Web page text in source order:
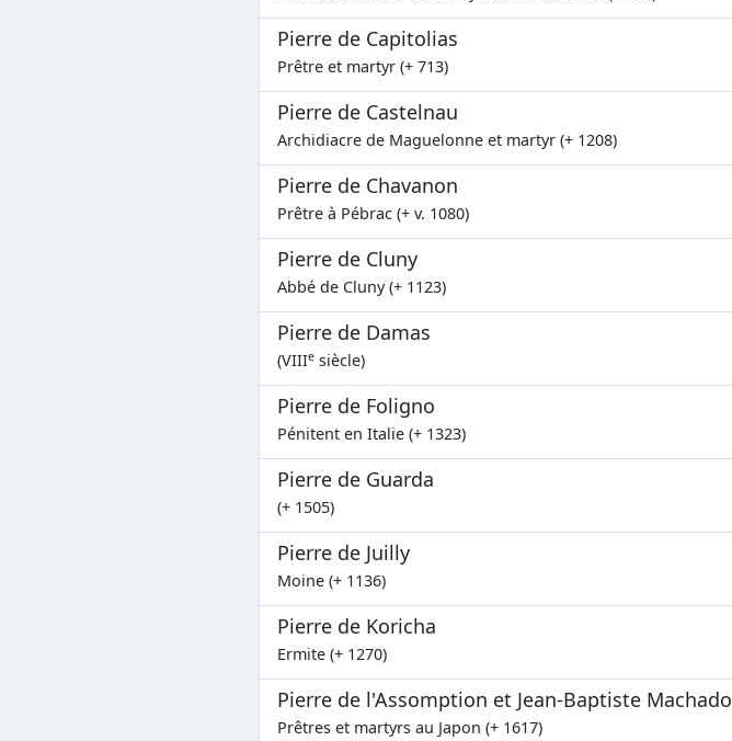
Pierre de Capitolias
Prêtre et martyr (+ 713)
Pierre de Castelnau
Archidiacre de Maguelonne et martyr (+ 1208)
Pierre de Chavanon
Prêtre à Pébrac (+ v. 1080)
Pierre de Cluny
Abbé de Cluny (+ 1123)
Pierre de Damas
(VIIIe siècle)
Pierre de Foligno
Pénitent en Italie (+ 1323)
Pierre de Guarda
(+ 1505)
Pierre de Juilly
Moine (+ 1136)
Pierre de Koricha
Ermite (+ 1270)
Pierre de l'Assomption et Jean-Baptiste Machado
Prêtres et martyrs au Japon (+ 1617)